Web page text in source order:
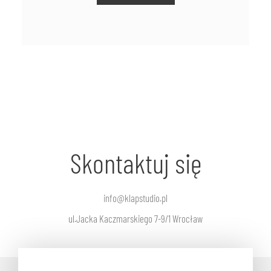
Skontaktuj się
info@klapstudio.pl
ul.Jacka Kaczmarskiego 7-9/1 Wrocław